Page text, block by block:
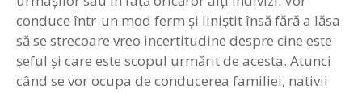
conduce într-un mod ferm şi liniştit însă fără a lăsa
să se strecoare vreo incertitudine despre cine este
şeful şi care este scopul urmărit de acesta. Atunci
când se vor ocupa de conducerea familiei, nativii